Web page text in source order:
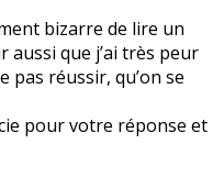
bizarre de lire un
aussi que j’ai très peur
pas réussir, qu’on se
pour votre réponse et